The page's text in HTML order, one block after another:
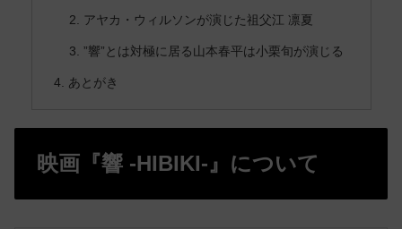
アヤカ・ウィルソンが演じた祖父江 凛夏
”響”とは対極に居る山本春平は小栗旬が演じる
あとがき
映画『響 -HIBIKI-』について